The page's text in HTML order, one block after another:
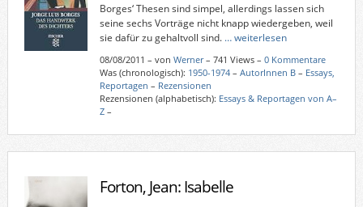
Borges‘ Thesen sind simpel, allerdings lassen sich
seine sechs Vorträge nicht knapp wiedergeben, weil
sie dafür zu gehaltvoll sind. … weiterlesen
08/08/2011 – von Werner– 741 Views – 0 Kommentare
Was (chronologisch): 1950-1974– AutorInnen B– Essays,
Reportagen – Rezensionen
Rezensionen (alphabetisch): Essays & Reportagen von A–
Z–
Forton, Jean: Isabelle